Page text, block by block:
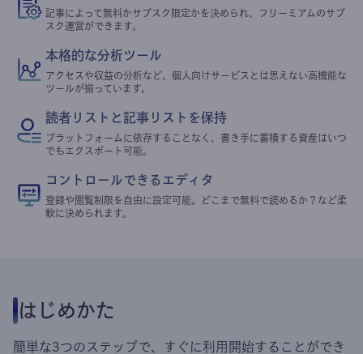
記事によって無料かサブスク限定かを決められ、フリーミアムのサブ
スク運営ができます。
本格的な分析ツール
アクセスや収益の分析など、個人向けサービスとは思えない高機能な
ツールが揃っています。
読者リストと記事リストを保持
プラットフォームに依存することなく、書き手に蓄積する資産はいつ
でもエクスポート可能。
コントロールできるエディタ
登録や閲覧制限を自由に設定可能。どこまで無料で読めるか？など柔
軟に決められます。
はじめかた
簡単な3つのステップで、すぐに利用開始することができ